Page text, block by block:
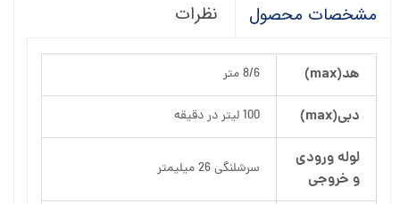
مشخصات محصول نظرات
هد(max) 8/6 متر
دبی(max) 100 لیتر در دقیقه
لوله ورودی
و خروجی
سرشلنگی 26 میلیمتر